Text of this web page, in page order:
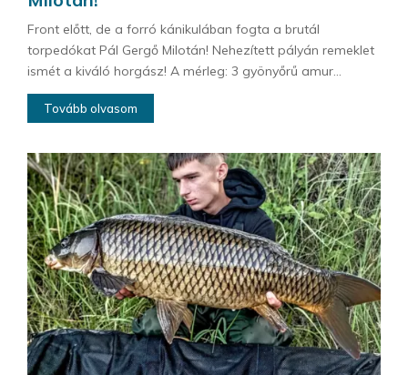
Front előtt, de a forró kánikulában fogta a brutál
torpedókat Pál Gergő Milotán! Nehezített pályán remeklet
ismét a kiváló horgász! A mérleg: 3 gyönyőrű amur...
Tovább olvasom